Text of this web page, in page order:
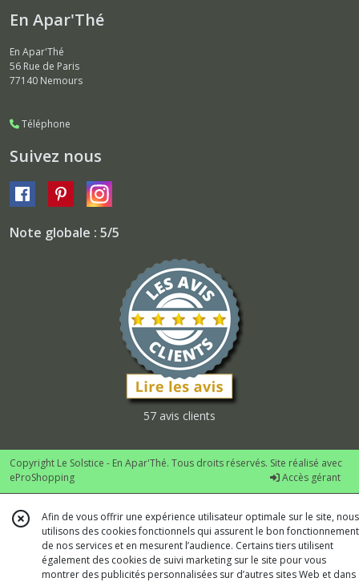
En Apar'Thé
En Apar'Thé
56 Rue de Paris
77140 Nemours
Téléphone
Suivez nous
Note globale : 5/5
57 avis clients
Copyright Le Solstice - En Apar'Thé. Tous droits réservés. Site réalisé avec
eProShopping
Accès gérant
Afin de vous offrir une expérience utilisateur optimale sur le site, nous
utilisons des cookies fonctionnels qui assurent le bon fonctionnement
de nos services et en mesurent l’audience. Certains tiers utilisent
également des cookies de suivi marketing sur le site pour vous
montrer des publicités personnalisées sur d’autres sites Web et dans